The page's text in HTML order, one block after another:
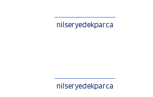
nilseryedekparca
nilseryedekparca